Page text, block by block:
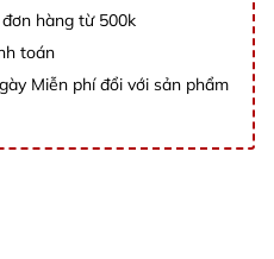
hàng từ 500k
toán
Miễn phí đổi với sản phẩm